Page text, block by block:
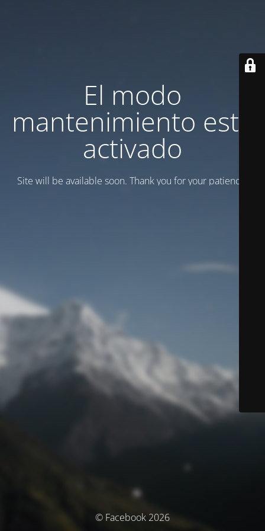
El modo
mantenimiento está
activado
Site will be available soon. Thank you for your patience!
© Facebook 2026